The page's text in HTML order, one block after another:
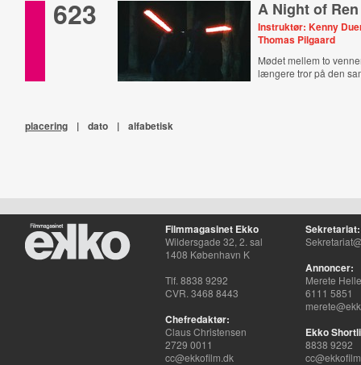
623 A Night of Ren
Instruktør: Kenny
Thomas Pilgaard
Mødet mellem to
længere tror på den
placering | dato | alfabetisk
Filmmagasinet Ekko
Wildersgade 32, 2. sal
1408 København K
Tlf. 8838 9292
CVR. 3468 8443
Chefredaktør:
Claus Christensen
2729 0011
cc@ekkofilm.dk
Sekretariat:
Annoncer:
Merete
6111 5851
Ekko
8838 9292